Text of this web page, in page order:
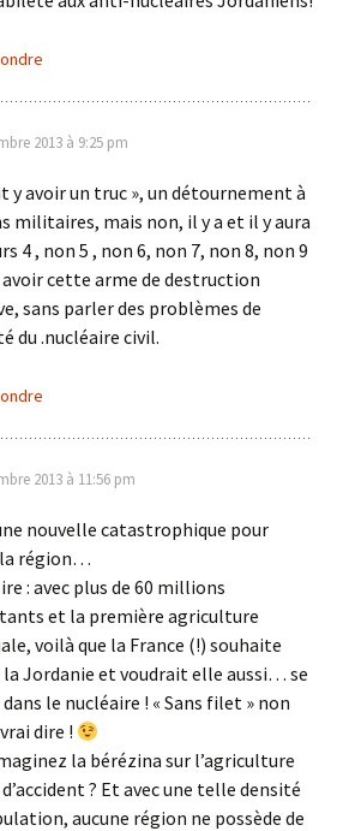
2013 à 9:25 pm
y avoir un truc », un détournement à
militaires, mais non, il y a et il y aura
4 , non 5 , non 6, non 7, non 8, non 9
avoir cette arme de destruction
sans parler des problèmes de
du .nucléaire civil.
2013 à 11:56 pm
nouvelle catastrophique pour
région…
: avec plus de 60 millions
et la première agriculture
voilà que la France (!) souhaite
Jordanie et voudrait elle aussi… se
le nucléaire ! « Sans filet » non
dire !
la bérézina sur l’agriculture
? Et avec une telle densité
aucune région ne possède de